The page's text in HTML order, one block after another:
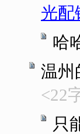
光配
哈
温州
<22
只